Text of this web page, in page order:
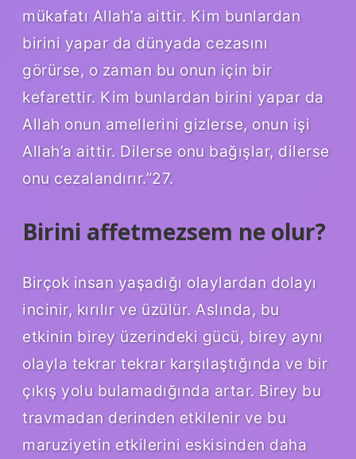
mükafatı Allah’a aittir. Kim bunlardan
birini yapar da dünyada cezasını
görürse, o zaman bu onun için bir
kefarettir. Kim bunlardan birini yapar da
Allah onun amellerini gizlerse, onun işi
Allah’a aittir. Dilerse onu bağışlar, dilerse
onu cezalandırır.”27.
Birini affetmezsem ne olur?
Birçok insan yaşadığı olaylardan dolayı
incinir, kırılır ve üzülür. Aslında, bu
etkinin birey üzerindeki gücü, birey aynı
olayla tekrar tekrar karşılaştığında ve bir
çıkış yolu bulamadığında artar. Birey bu
travmadan derinden etkilenir ve bu
maruziyetin etkilerini eskisinden daha